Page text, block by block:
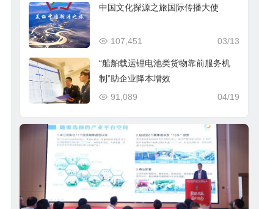
中国文化探源之旅国际传播大使
03/13
107,451
“船舶载运锂电池类货物靠前服务机
制”助企业降本增效
04/19
91,089